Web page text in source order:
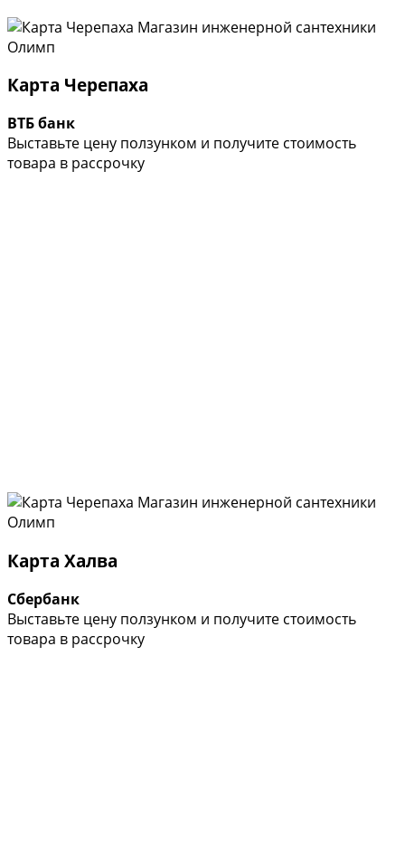
Карта Черепаха
ВТБ банк
Выставьте цену ползунком и получите стоимость
товара в рассрочку
Карта Халва
Сбербанк
Выставьте цену ползунком и получите стоимость
товара в рассрочку